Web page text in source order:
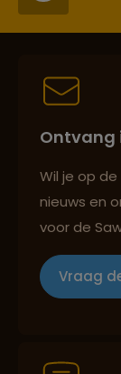
Reizen
Ontvang
Wil je op
nieuws en
voor de
Vraag